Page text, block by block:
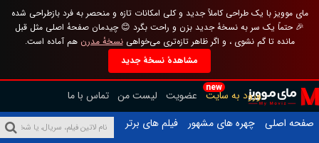
مای موویز با یک طراحی کاملاً جدید و کلی امکانات تازه و منحصر به فرد بازطراحی شده
🎉 حتماً یک سر به نسخهٔ جدید بزن و راحت بگرد 😊 چیدمان صفحهٔ اصلی مثل قبل
مانده تا گم نشوی ، و اگر ظاهر تازه‌تری می‌خواهینسخهٔ مدرن هم آماده است.
مشاهدهٔ نسخهٔ جدید
new
ورود به سایت عضویت لیست من تماس با ما
صفحه اصلی
چهره های مشهور
فیلم های برتر